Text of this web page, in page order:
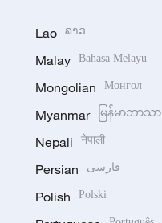
Lao ລາວ
Malay Bahasa Melayu
Mongolian Монгол
Myanmar မြန်မာဘာသာ
Nepali नेपाली
Persian فارسی
Polish Polski